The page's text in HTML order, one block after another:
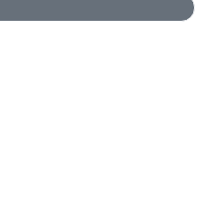
avtal med företag som